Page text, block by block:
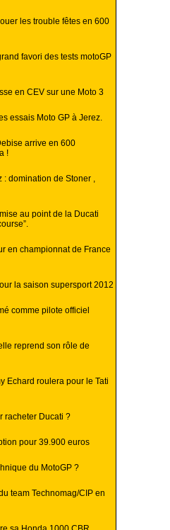
les trouble fêtes en 600
favori des tests motoGP
en CEV sur une Moto 3
essais Moto GP à Jerez.
arrive en 600
!
: domination de Stoner ,
au point de la Ducati
en championnat de France
la saison supersport 2012
comme pilote officiel
reprend son rôle de
Echard roulera pour le Tati
racheter Ducati ?
pour 39.900 euros
du MotoGP ?
team Technomag/CIP en